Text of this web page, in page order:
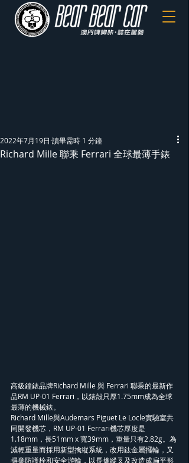
Richard Mille 聯乘 Ferrari 全球最薄手錶
2022年7月19日 讀畢需時 1 分鐘
高級鐘錶品牌Richard Mille 與 Ferrari 聯乘的最新作
品RM UP-01 Ferrari，以錶殻只厚1.75mm成為全球
最薄的機械錶。
Richard Mille與Audemars Piguet Le Locle實驗室共
同開發機芯，RM UP-01 Ferrari機芯厚度是
1.18mm，長51mm x 寬39mm，重量只有2.82g。為
減輕重量而採用新型擒縱系統，改用鈦金屬擺輪，又
摒棄防護栓和安全游輪，以長擒縱叉及改造成扁平形